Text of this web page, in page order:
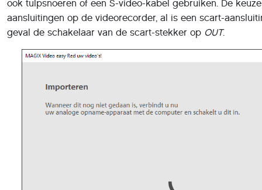
geval de schakelaar van de scart-stekker opOUT.